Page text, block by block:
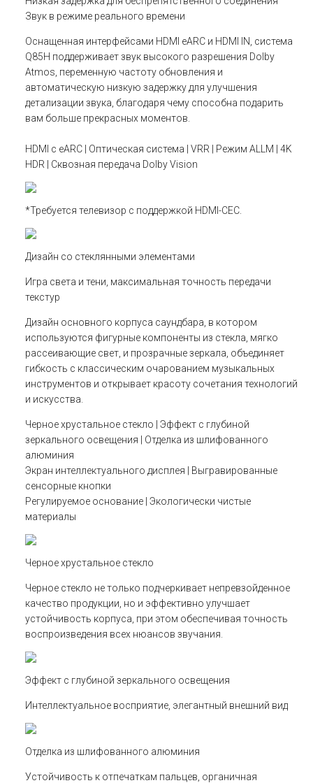
Звук в режиме реального времени
Оснащенная интерфейсами HDMI eARC и HDMI IN, система
Q85H поддерживает звук высокого разрешения Dolby
Atmos, переменную частоту обновления и
автоматическую низкую задержку для улучшения
детализации звука, благодаря чему способна подарить
вам больше прекрасных моментов.
HDMI с eARC | Оптическая система | VRR | Режим ALLM | 4K
HDR | Сквозная передача Dolby Vision
*Требуется телевизор с поддержкой HDMI-CEC.
Дизайн со стеклянными элементами
Игра света и тени, максимальная точность передачи
текстур
Дизайн основного корпуса саундбара, в котором
используются фигурные компоненты из стекла, мягко
рассеивающие свет, и прозрачные зеркала, объединяет
гибкость с классическим очарованием музыкальных
инструментов и открывает красоту сочетания технологий
и искусства.
Черное хрустальное стекло | Эффект с глубиной
зеркального освещения | Отделка из шлифованного
алюминия
Экран интеллектуального дисплея | Выгравированные
сенсорные кнопки
Регулируемое основание | Экологически чистые
материалы
Черное хрустальное стекло
Черное стекло не только подчеркивает непревзойденное
качество продукции, но и эффективно улучшает
устойчивость корпуса, при этом обеспечивая точность
воспроизведения всех нюансов звучания.
Эффект с глубиной зеркального освещения
Интеллектуальное восприятие, элегантный внешний вид
Отделка из шлифованного алюминия
Устойчивость к отпечаткам пальцев, органичная